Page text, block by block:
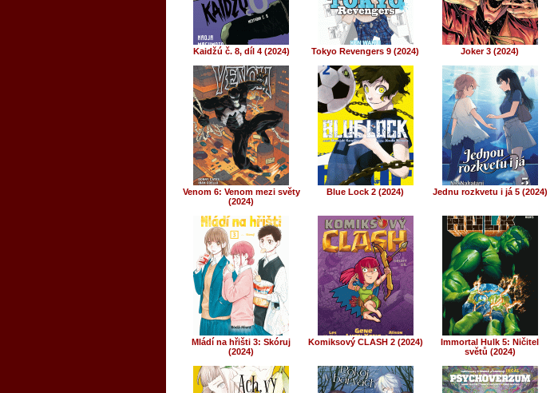
Kaidžú č. 8, díl 4 (2024) Tokyo Revengers 9 (2024) Joker 3 (2024)
Venom 6: Venom mezi světy
(2024)
Blue Lock 2 (2024) Jednu rozkvetu i já 5 (2024)
Mládí na hřišti 3: Skóruj
(2024)
Komiksový CLASH 2 (2024)
Immortal Hulk 5: Ničitel
světů (2024)